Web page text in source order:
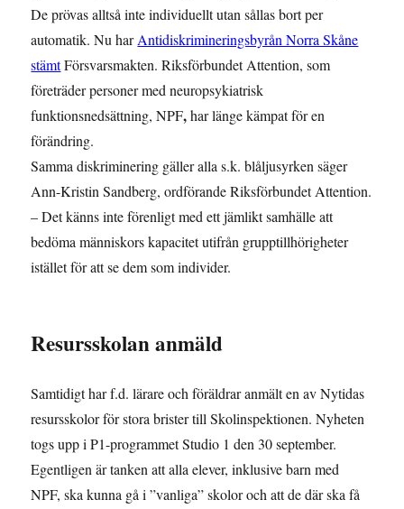
De prövas alltså inte individuellt utan sållas bort per
automatik. Nu harAntidiskrimineringsbyrån Norra Skåne
stämtFörsvarsmakten. Riksförbundet Attention, som
företräder personer med neuropsykiatrisk
funktionsnedsättning, NPF,har länge kämpat för en
förändring.
Samma diskriminering gäller alla s.k. blåljusyrken säger
Ann-Kristin Sandberg, ordförande Riksförbundet Attention.
– Det känns inte förenligt med ett jämlikt samhälle att
bedöma människors kapacitet utifrån grupptillhörigheter
istället för att se dem som individer.
Resursskolan anmäld
Samtidigt har f.d. lärare och föräldrar anmält en av Nytidas
resursskolor för stora brister till Skolinspektionen. Nyheten
togs upp i P1-programmet Studio 1 den 30 september.
Egentligen är tanken att alla elever, inklusive barn med
NPF, ska kunna gå i ”vanliga” skolor och att de där ska få